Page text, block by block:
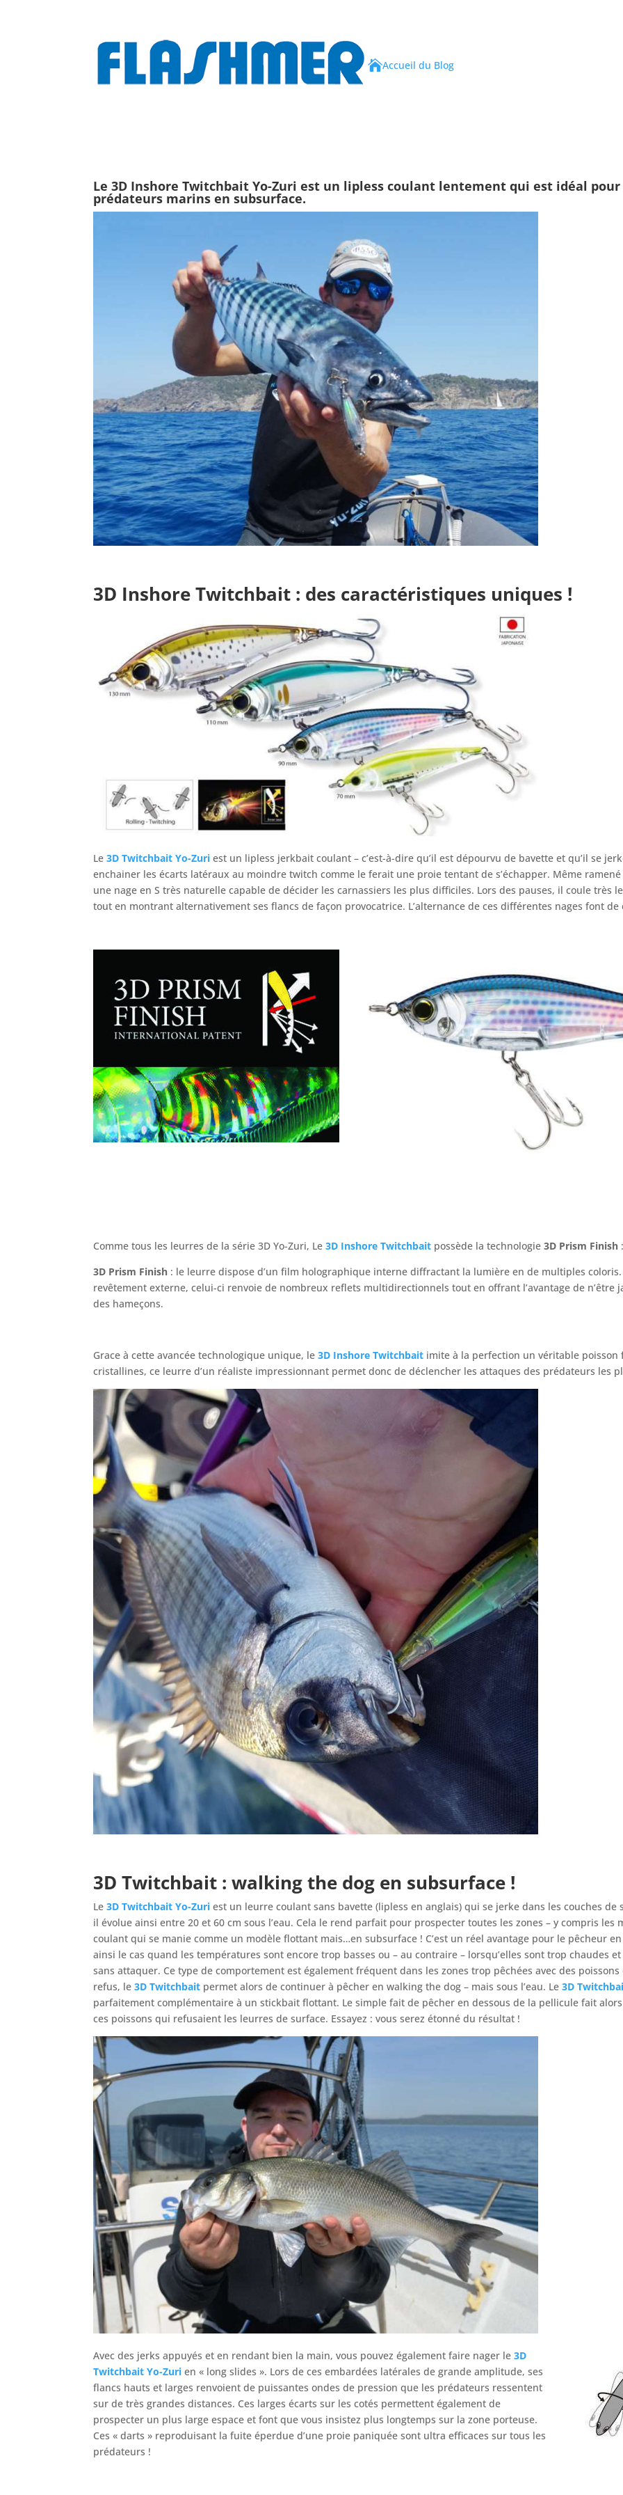
Accueil du Blog
Le 3D Inshore Twitchbait Yo-Zuri est un lipless coulant lentement qui est idéal pour
prédateurs marins en subsurface.
3D Inshore Twitchbait : des caractéristiques uniques !
Le3D Twitchbait Yo-Zuri est un lipless jerkbait coulant – c’est-à-dire qu’il est dépourvu de bavette et qu’il se
enchainer les écarts latéraux au moindre twitch comme le ferait une proie tentant de s’échapper. Même
une nage en S très naturelle capable de décider les carnassiers les plus difficiles. Lors des pauses, il coule très
tout en montrant alternativement ses flancs de façon provocatrice. L’alternance de ces différentes nages font
Comme tous les leurres de la série 3D Yo-Zuri, Le3D Inshore Twitchbait possède la technologie3D Prism Finish
3D Prism Finish : le leurre dispose d’un film holographique interne diffractant la lumière en de multiples
revêtement externe, celui-ci renvoie de nombreux reflets multidirectionnels tout en offrant l’avantage de
des hameçons.
Grace à cette avancée technologique unique, le3D Inshore Twitchbait imite à la perfection un véritable
cristallines, ce leurre d’un réaliste impressionnant permet donc de déclencher les attaques des prédateurs les
3D Twitchbait : walking the dog en subsurface !
Le3D Twitchbait Yo-Zuri est un leurre coulant sans bavette (lipless en anglais) qui se jerke dans les couches de
il évolue ainsi entre 20 et 60 cm sous l’eau. Cela le rend parfait pour prospecter toutes les zones – y compris les
coulant qui se manie comme un modèle flottant mais…en subsurface ! C’est un réel avantage pour le pêcheur
ainsi le cas quand les températures sont encore trop basses ou – au contraire – lorsqu’elles sont trop chaudes
sans attaquer. Ce type de comportement est également fréquent dans les zones trop pêchées avec des
refus, le3D Twitchbait permet alors de continuer à pêcher en walking the dog – mais sous l’eau. Le3D
parfaitement complémentaire à un stickbait flottant. Le simple fait de pêcher en dessous de la pellicule fait
ces poissons qui refusaient les leurres de surface. Essayez : vous serez étonné du résultat !
Avec des jerks appuyés et en rendant bien la main, vous pouvez également faire nager le3D
Twitchbait Yo-Zurien « long slides ». Lors de ces embardées latérales de grande amplitude, ses
flancs hauts et larges renvoient de puissantes ondes de pression que les prédateurs ressentent
sur de très grandes distances. Ces larges écarts sur les cotés permettent également de
prospecter un plus large espace et font que vous insistez plus longtemps sur la zone porteuse.
Ces « darts » reproduisant la fuite éperdue d’une proie paniquée sont ultra efficaces sur tous les
prédateurs !